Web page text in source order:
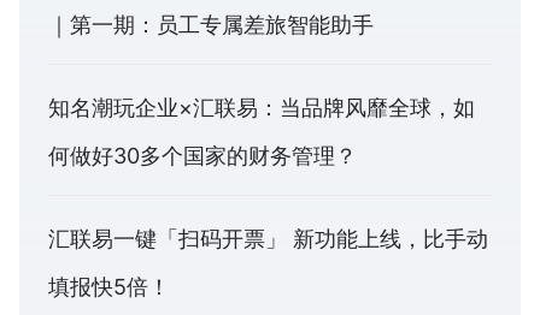
｜第一期：员工专属差旅智能助手
知名潮玩企业×汇联易：当品牌风靡全球，如
何做好30多个国家的财务管理？
汇联易一键「扫码开票」 新功能上线，比手动
填报快5倍！